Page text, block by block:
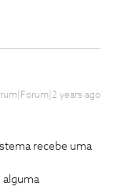
years ago
recebe uma
alguma